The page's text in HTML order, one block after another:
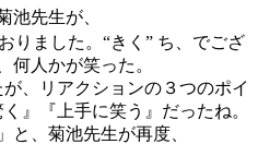
池先生が、
りました。“きく” ち、でござ
何人かが笑った。
、リアクションの３つのポイ
』『上手に笑う』だったね。
と、菊池先生が再度、